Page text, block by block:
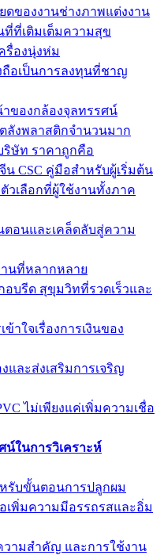
ดของงานช่างภาพแต่งงาน
ที่เติมเต็มความสุข
รื่องนุ่งห่ม
อเป็นการลงทุนที่ชาญ
ของกล้องจุลทรรศน์
ลังพลาสติกจำนวนมาก
ริษัท ราคาถูกคือ
CSC คู่มือสำหรับผู้เริ่มต้น
ตัวเลือกที่ผู้ใช้งานทั้งภาค
ตอนและเคล็ดลับสู่ความ
านที่หลากหลาย
อบรีด สุขุมวิทที่รวดเร็วและ
าใจเรื่องการเงินของ
ละส่งเสริมการเจริญ
ไม่เพียงแค่เพิ่มความเชื่อ
น์ในการวิเคราะห์
หรับขั้นตอนการปลูกผม
เพิ่มความมีอรรถรสและอิ่ม
วามสำคัญ และการใช้งาน